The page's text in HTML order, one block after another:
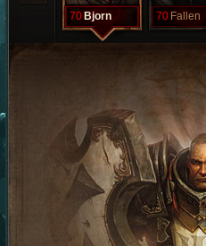
70 Bjorn 70 Fallen